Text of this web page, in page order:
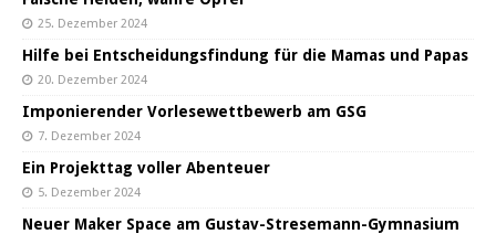
25. Dezember 2024
Hilfe bei Entscheidungsfindung für die Mamas und Papas
20. Dezember 2024
Imponierender Vorlesewettbewerb am GSG
7. Dezember 2024
Ein Projekttag voller Abenteuer
5. Dezember 2024
Neuer Maker Space am Gustav-Stresemann-Gymnasium